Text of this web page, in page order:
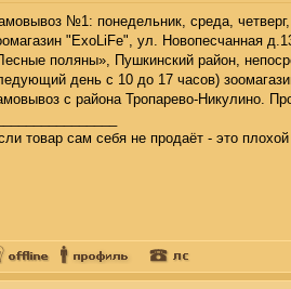
№1: понедельник, среда,
"ExoLiFe", ул. Новопесчанная
поляны», Пушкинский район,
день с 10 до 17 часов)
с района Тропарево-Никулино.
товар сам себя не продаёт - это